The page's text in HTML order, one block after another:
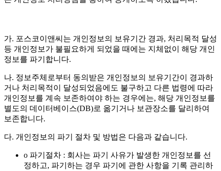
가. 포스코이앤씨는 개인정보의 보유기간 경과, 처리목적 달성
등 개인정보가 불필요하게 되었을 때에는 지체없이 해당 개인
정보를 파기합니다.
나. 정보주체로부터 동의받은 개인정보의 보유기간이 경과하
거나 처리목적이 달성되었음에도 불구하고 다른 법령에 따라
개인정보를 계속 보존하여야 하는 경우에는, 해당 개인정보를
별도의 데이터베이스(DB)로 옮기거나 보관장소를 달리하여
보존합니다.
다. 개인정보의 파기 절차 및 방법은 다음과 같습니다.
o 파기절차 : 회사는 파기 사유가 발생한 개인정보를 선
정하고, 파기하는 경우 파기에 관한 사항을 기록 관리하